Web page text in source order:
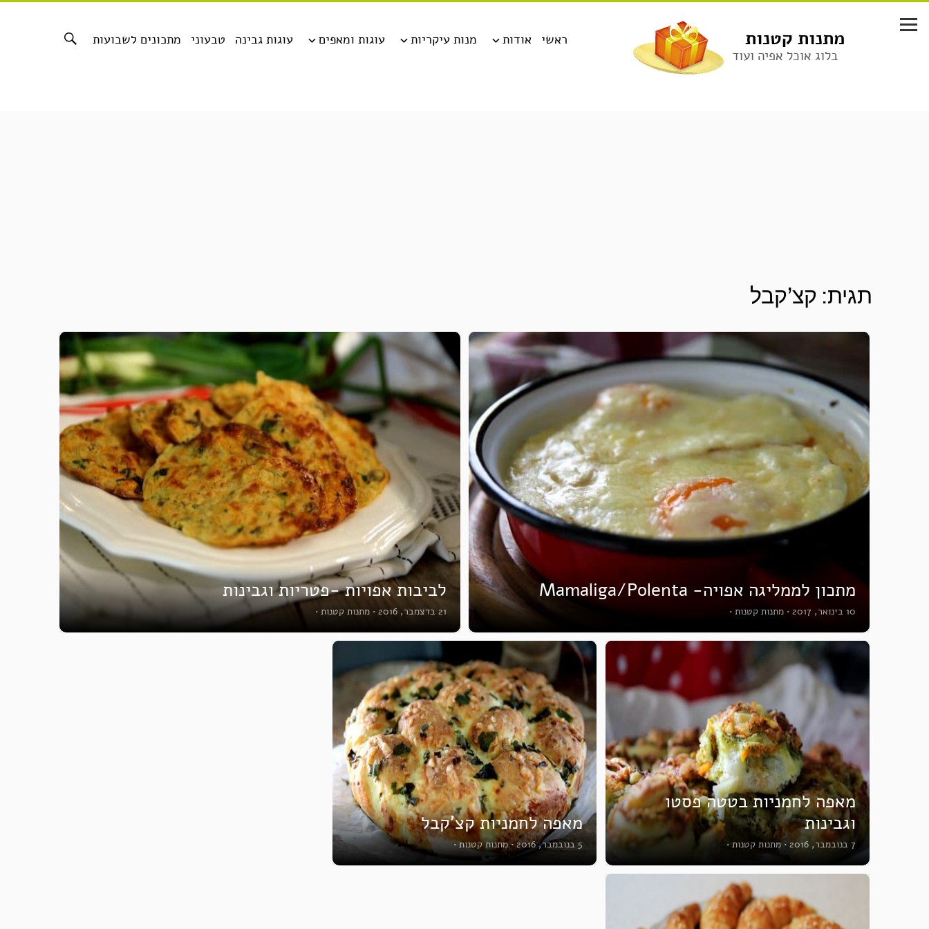
לתוכן
מתנות קטנות
בלוג אוכל אפיה ועוד
מתכונים לשבועות טבעוני עוגות גבינה עוגות ומאפים מנות עיקריות אודות ראשי
תגית: קצ’קבל
מתכון לממליגה אפויה- Mamaliga/Polenta
10 בינואר, 2017 • מתנות קטנות •
לביבות אפויות -פטריות וגבינות
21 בדצמבר, 2016 • מתנות קטנות •
מאפה לחמניות בטטה פסטו
וגבינות
7 בנובמבר, 2016 • מתנות קטנות •
מאפה לחמניות קצ’קבל
5 בנובמבר, 2016 • מתנות קטנות •